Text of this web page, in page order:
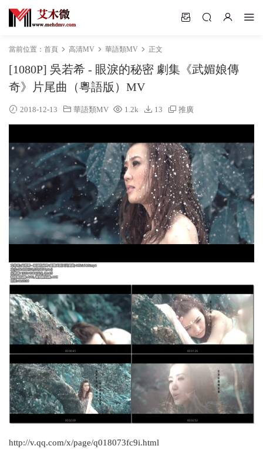
當前位置： 首頁 高清MV 華語類MV 正文
[1080P] 吳若希 - 眼淚的秘密 劇集《武媚娘傳
奇》片尾曲（粵語版）MV
2018-12-13 華語類MV 1.2k 13 推廣
http://v.qq.com/x/page/q018073fc9i.html